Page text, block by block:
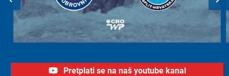
Pretplati se na naš youtube kanal